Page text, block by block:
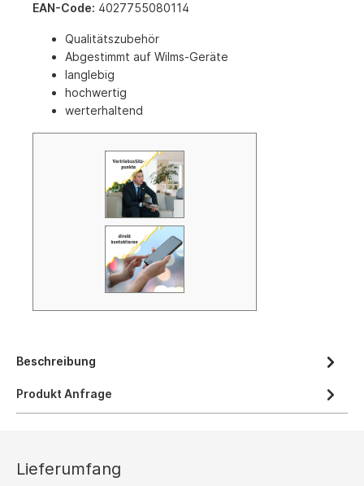
EAN-Code: 4027755080114
Qualitätszubehör
Abgestimmt auf Wilms-Geräte
langlebig
hochwertig
werterhaltend
Beschreibung
Produkt Anfrage
Lieferumfang